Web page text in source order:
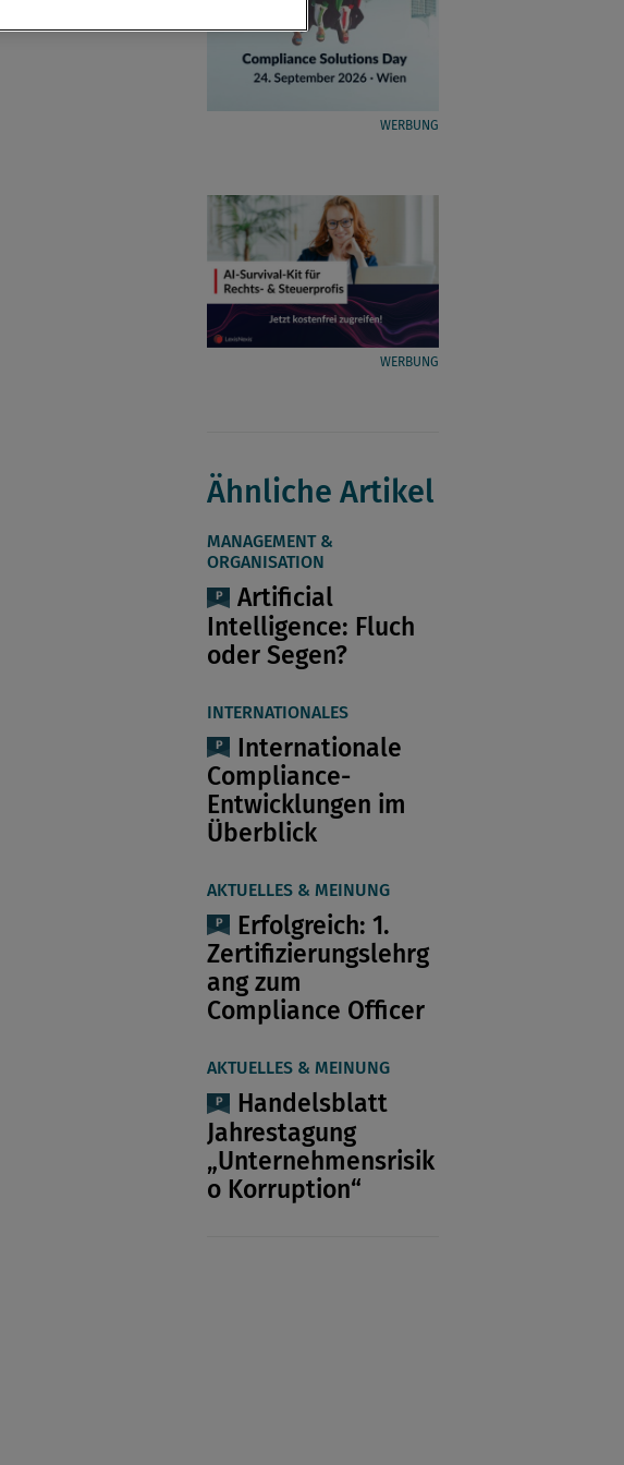
WERBUNG
WERBUNG
Ähnliche Artikel
MANAGEMENT &
ORGANISATION
Artificial
Intelligence: Fluch
oder Segen?
INTERNATIONALES
Internationale
Compliance-
Entwicklungen im
Überblick
AKTUELLES & MEINUNG
Erfolgreich: 1.
Zertifizierungslehrg
ang zum
Compliance Officer
AKTUELLES & MEINUNG
Handelsblatt
Jahrestagung
„Unternehmensrisik
o Korruption“